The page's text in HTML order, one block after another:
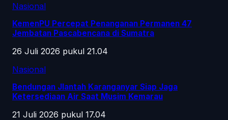
Nasional
KemenPU Percepat Penanganan Permanen 47
Jembatan Pascabencana di Sumatra
26 Juli 2026 pukul 21.04
Nasional
Bendungan Jlantah Karanganyar Siap Jaga
Ketersediaan Air Saat Musim Kemarau
21 Juli 2026 pukul 17.04